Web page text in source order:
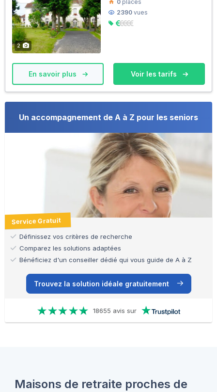
2
0 places
2390 vues
En savoir plus Voir les tarifs
Un accompagnement de A à Z pour les seniors
Service Gratuit
Définissez vos critères de recherche
Comparez les solutions adaptées
Bénéficiez d'un conseiller dédié qui vous guide de A à Z
Trouvez la solution idéale gratuitement
18655 avis sur
Maisons de retraite proches de